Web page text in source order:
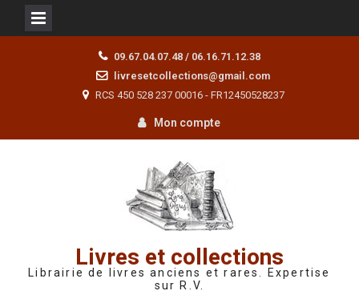
09.67.04.07.48 / 06.16.71.12.38
livresetcollections@gmail.com
RCS 450 528 237 00016 - FR12450528237
Mon compte
Livres et collections
Librairie de livres anciens et rares. Expertise
sur R.V.